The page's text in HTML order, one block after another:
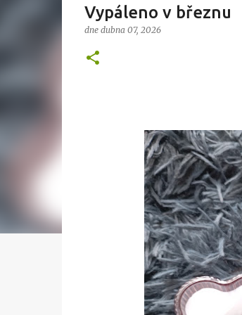
Vypáleno v březnu
dne dubna 07, 2026